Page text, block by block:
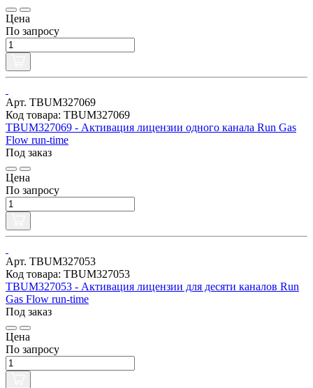
Цена
По запросу
Арт. TBUM327069
Код товара: TBUM327069
TBUM327069 - Активация лицензии одного канала Run Gas
Flow run-time
Под заказ
Цена
По запросу
Арт. TBUM327053
Код товара: TBUM327053
TBUM327053 - Активация лицензии для десяти каналов Run
Gas Flow run-time
Под заказ
Цена
По запросу